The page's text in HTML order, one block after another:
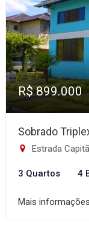
R$ 899.000
Sobrado
Estrada Capitão
3 Quartos 4
Mais informações